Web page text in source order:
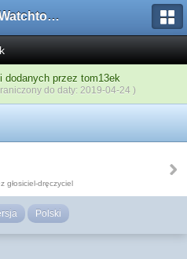
Forum Watchtower
dodanych przez tom13ek
do daty: 2019-04-24 )
głosiciel-dręczyciel
Polski